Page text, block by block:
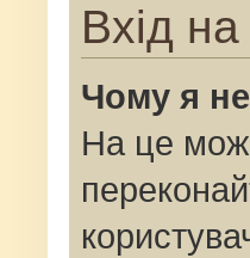
Вхід
Чому я
На це